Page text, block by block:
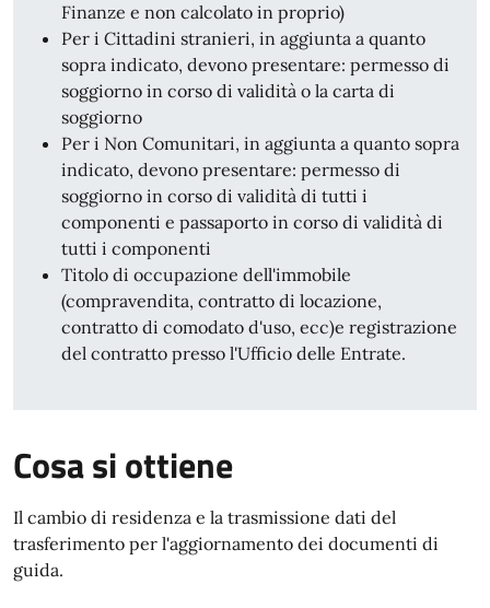
Finanze e non calcolato in proprio)
Per i Cittadini stranieri, in aggiunta a quanto
sopra indicato, devono presentare: permesso di
soggiorno in corso di validità o la carta di
soggiorno
Per i Non Comunitari, in aggiunta a quanto sopra
indicato, devono presentare: permesso di
soggiorno in corso di validità di tutti i
componenti e passaporto in corso di validità di
tutti i componenti
Titolo di occupazione dell'immobile
(compravendita, contratto di locazione,
contratto di comodato d'uso, ecc)e registrazione
del contratto presso l'Ufficio delle Entrate.
Cosa si ottiene
Il cambio di residenza e la trasmissione dati del
trasferimento per l'aggiornamento dei documenti di
guida.